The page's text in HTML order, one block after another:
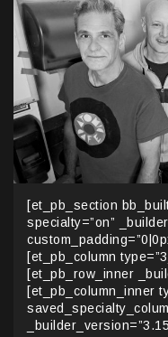
[et_pb_section
specialty=”on”
[et_pb_column
[et_pb_row_inner
[et_pb_column_inner